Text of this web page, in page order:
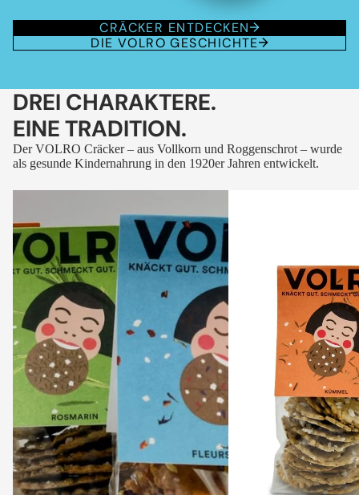
CRÄCKER ENTDECKEN
DIE VOLRO GESCHICHTE
DREI CHARAKTERE.
EINE TRADITION.
Der VOLRO Cräcker – aus Vollkorn und Roggenschrot – wurde
als gesunde Kindernahrung in den 1920er Jahren entwickelt.
FLEURS
DES
ALPES
KÜMMEL